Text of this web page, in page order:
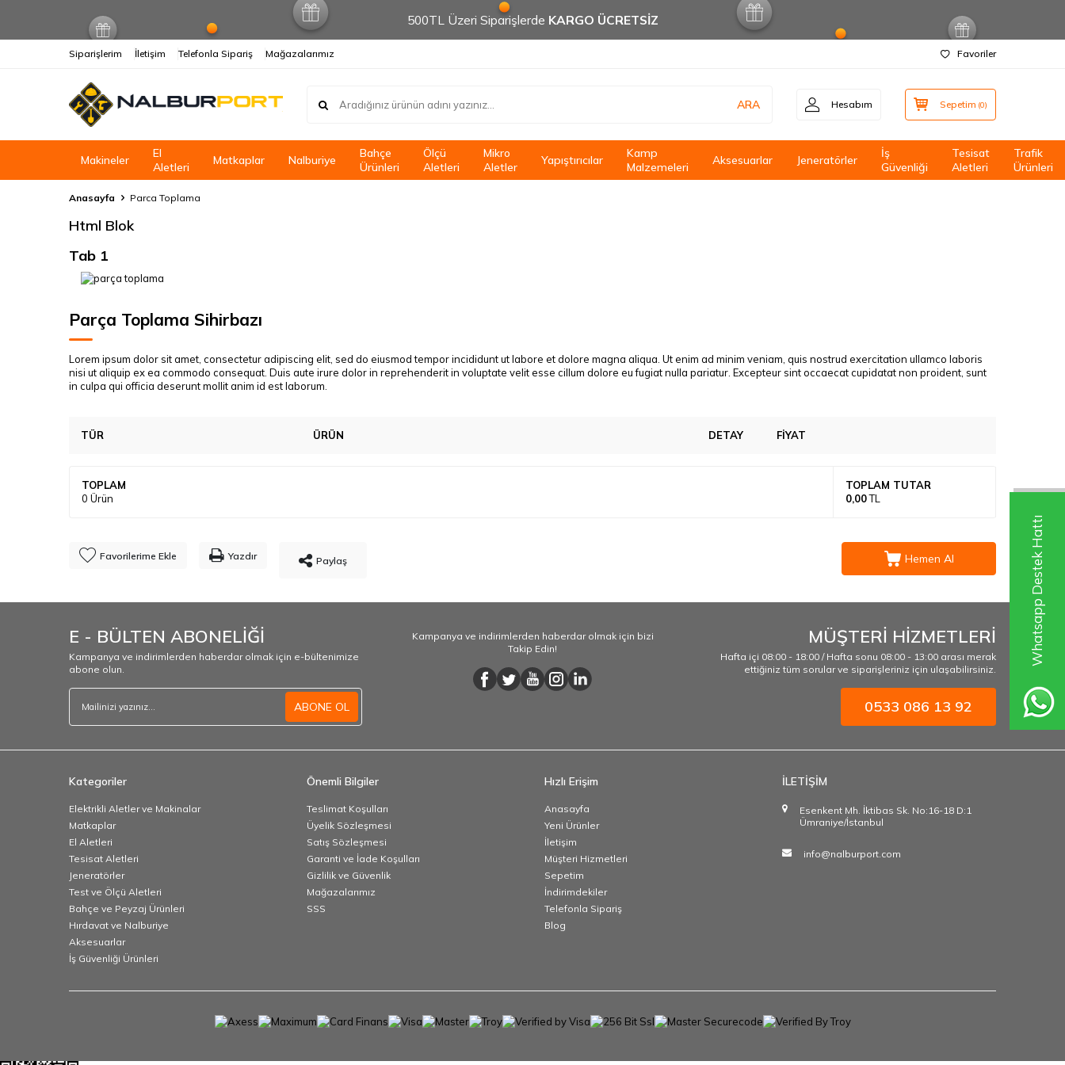
Whatsapp Destek Hattı
500TL Üzeri Siparişlerde KARGO ÜCRETSİZ
Siparişlerim İletişim Telefonla Sipariş Mağazalarımız Favoriler
ARA Hesabım Sepetim (0)
Makineler
El
Aletleri
Matkaplar Nalburiye
Bahçe
Ürünleri
Ölçü
Aletleri
Mikro
Aletler
Yapıştırıcılar
Kamp
Malzemeleri
Aksesuarlar Jeneratörler
İş
Güvenliği
Tesisat
Aletleri
Trafik
Ürünleri
Anasayfa Parca Toplama
Html Blok
Tab 1
Parça Toplama Sihirbazı
Lorem ipsum dolor sit amet, consectetur adipiscing elit, sed do eiusmod tempor incididunt ut labore et dolore magna aliqua. Ut enim ad minim veniam, quis nostrud exercitation ullamco laboris
nisi ut aliquip ex ea commodo consequat. Duis aute irure dolor in reprehenderit in voluptate velit esse cillum dolore eu fugiat nulla pariatur. Excepteur sint occaecat cupidatat non proident, sunt
in culpa qui officia deserunt mollit anim id est laborum.
TÜR ÜRÜN DETAY FIYAT
TOPLAM
0 Ürün
TOPLAM TUTAR
0,00TL
Favorilerime Ekle Yazdır Paylaş Hemen Al
E - BÜLTEN ABONELİĞİ
Kampanya ve indirimlerden haberdar olmak için e-bültenimize
abone olun.
ABONE OL
Kampanya ve indirimlerden haberdar olmak için bizi
Takip Edin!
MÜŞTERİ HİZMETLERİ
Hafta içi 08:00 - 18:00 / Hafta sonu 08:00 - 13:00 arası merak
ettiğiniz tüm sorular ve siparişleriniz için ulaşabilirsiniz.
0533 086 13 92
Kategoriler
Elektrikli Aletler ve Makinalar
Matkaplar
El Aletleri
Tesisat Aletleri
Jeneratörler
Test ve Ölçü Aletleri
Bahçe ve Peyzaj Ürünleri
Hırdavat ve Nalburiye
Aksesuarlar
İş Güvenliği Ürünleri
Önemli Bilgiler
Teslimat Koşulları
Üyelik Sözleşmesi
Satış Sözleşmesi
Garanti ve İade Koşulları
Gizlilik ve Güvenlik
Mağazalarımız
SSS
Hızlı Erişim
Anasayfa
Yeni Ürünler
İletişim
Müşteri Hizmetleri
Sepetim
İndirimdekiler
Telefonla Sipariş
Blog
İLETİŞİM
Esenkent Mh. İktibas Sk. No:16-18 D:1
Ümraniye/İstanbul
info@nalburport.com